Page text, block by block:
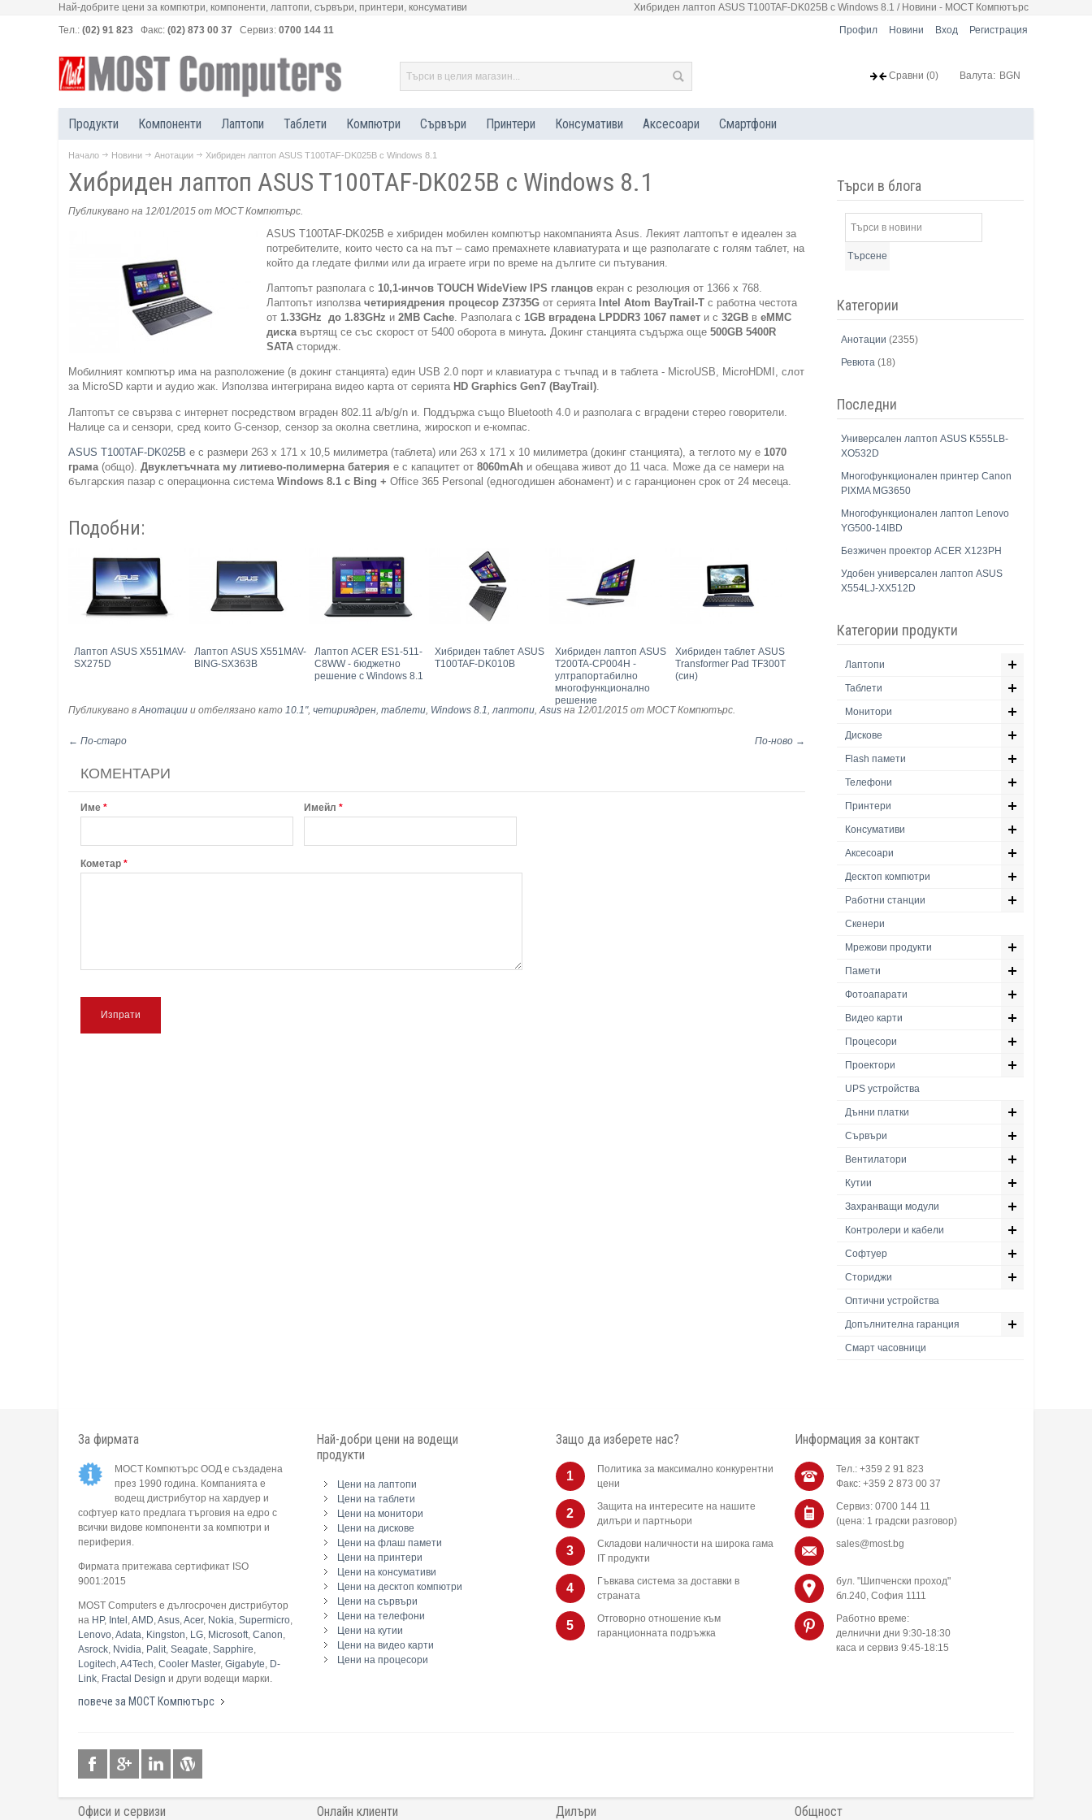
Най-добрите цени за компютри, компоненти, лаптопи, сървъри, принтери, консумативи
Хибриден лаптоп ASUS T100TAF-DK025B с Windows 8.1 / Новини - МОСТ Компютърс
Тел.: (02) 91 823 Факс: (02) 873 00 37 Сервиз: 0700 144 11 Профил Новини Вход Регистрация
Валута: BGN
Сравни (0)
Продукти Компоненти Лаптопи Таблети Компютри Сървъри Принтери Консумативи Аксесоари Смартфони
Начало Новини Анотации Хибриден лаптоп ASUS T100TAF-DK025B с Windows 8.1
Хибриден лаптоп ASUS T100TAF-DK025B с Windows 8.1
Публикувано на 12/01/2015 от МОСТ Компютърс
ASUS T100TAF-DK025B e хибриден мобилен компютър накомпанията Asus. Лекият лаптопът е идеален за
потребителите, които често са на път – само премахнете клавиатурата и ще разполагате с голям таблет, на
който да гледате филми или да играете игри по време на дългите си пътувания.
Лаптопът разполага с 10,1-инчов TOUCH WideView IPS гланцов екран с резолюция от 1366 x 768.
Лаптопът използва четириядрения процесор Z3735G от серията Intel Atom BayTrail-T с работна честота
от 1.33GHz до 1.83GHz и 2МВ Cache. Разполага с 1GB вградена LPDDR3 1067 памет и с 32GB в eMMC
дискавъртящ се със скорост от 5400 оборота в минута. Докинг станцията съдържа още 500GB 5400R
SATA сторидж.
Мобилният компютър има на разположение (в докинг станцията) един USB 2.0 порт и клавиатура с тъчпад и в таблета - MicroUSB, MicroHDMI, слот
за MicroSD карти и аудио жак. Използва интегрирана видео карта от серията HD Graphics Gen7 (BayTrail).
Лаптопът се свързва с интернет посредством вграден 802.11 a/b/g/n и. Поддържа също Bluetooth 4.0 и разполага с вградени стерео говорители.
Налице са и сензори, сред които G-сензор, сензор за околна светлина, жироскоп и е-компас.
ASUS T100TAF-DK025B е с размери 263 х 171 х 10,5 милиметра (таблета) или 263 х 171 х 10 милиметра (докинг станцията), а теглото му е 1070
грама (общо). Двуклетъчната му литиево-полимерна батерия е с капацитет от 8060mAh и обещава живот до 11 часа. Може да се намери на
българския пазар с операционна система Windows 8.1 с Bing + Office 365 Personal (едногодишен абонамент) и с гаранционен срок от 24 месеца.
Подобни:
Лаптоп ASUS X551MAV-
SX275D
Лаптоп ASUS X551MAV-
BING-SX363B
Лаптоп ACER ES1-511-
C8WW - бюджетно
решение с Windows 8.1
Хибриден таблет ASUS
T100TAF-DK010B
Хибриден лаптоп ASUS
T200TA-CP004H -
ултрапортабилно
многофункционално
решение
Хибриден таблет ASUS
Transformer Pad TF300T
(син)
Публикувано в Анотации и отбелязано като 10.1", четириядрен таблети Windows 8.1 лаптопи Asus на 12/01/2015 от МОСТ Компютърс
← По-старо По-ново →
КОМЕНТАРИ
Име * Имейл *
Кометар *
Изпрати
Търси в блога
Търсене
Категории
Анотации (2355)
Ревюта (18)
Последни
Универсален лаптоп ASUS K555LB-
XO532D
Многофункционален принтер Canon
PIXMA MG3650
Многофункционален лаптоп Lenovo
YG500-14IBD
Безжичен проектор ACER X123PH
Удобен универсален лаптоп ASUS
X554LJ-XX512D
Категории продукти
Лаптопи
Таблети
Монитори
Дискове
Flash памети
Телефони
Принтери
Консумативи
Аксесоари
Десктоп компютри
Работни станции
Скенери
Мрежови продукти
Памети
Фотоапарати
Видео карти
Процесори
Проектори
UPS устройства
Дънни платки
Сървъри
Вентилатори
Кутии
Захранващи модули
Контролери и кабели
Софтуер
Сториджи
Оптични устройства
Допълнителна гаранция
Смарт часовници
За фирмата
МОСТ Компютърс ООД е създадена
през 1990 година. Компанията е
водещ дистрибутор на хардуер и
софтуер като предлага търговия на едро с
всички видове компоненти за компютри и
периферия.
Фирмата притежава сертификат ISO
9001:2015
MOST Computers е дългосрочен дистрибутор
на HP, Intel ,AMD,Asus,Acer, Nokia, Supermicro,
Lenovo,Adata, Kingston, LG, Microsoft, Canon,
Asrock, Nvidia, Palit, Seagate, Sapphire,
Logitech,A4Tech, Cooler Master, Gigabyte, D-
Link, Fractal Design и други водещи марки.
повече за МОСТ Компютърс
Най-добри цени на водещи
продукти
Цени на лаптопи
Цени на таблети
Цени на монитори
Цени на дискове
Цени на флаш памети
Цени на принтери
Цени на консумативи
Цени на десктоп компютри
Цени на сървъри
Цени на телефони
Цени на кутии
Цени на видео карти
Цени на процесори
Защо да изберете нас?
1
Политика за максимално конкурентни
цени
2
Защита на интересите на нашите
дилъри и партньори
3
Складови наличности на широка гама
IT продукти
4
Гъвкава система за доставки в
страната
5
Отговорно отношение към
гаранционната подръжка
Информация за контакт
Тел.: +359 2 91 823
Факс: +359 2 873 00 37
Сервиз: 0700 144 11
(цена: 1 градски разговор)
sales@most.bg
бул. "Шипченски проход"
бл.240, София 1111
Работно време:
делнични дни 9:30-18:30
каса и сервиз 9:45-18:15
Офиси и сервизи Онлайн клиенти Дилъри Общност